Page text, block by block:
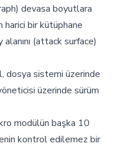
devasa boyutlara
harici bir kütüphane
(attack surface)
dosya sistemi üzerinde
üzerinde sürüm
modülün başka 10
kontrol edilemez bir